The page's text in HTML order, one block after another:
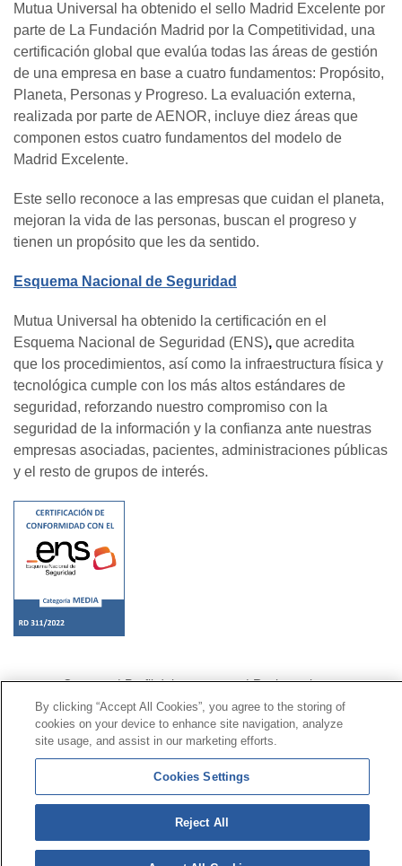
Mutua Universal ha obtenido el sello Madrid Excelente por
parte de La Fundación Madrid por la Competitividad, una
certificación global que evalúa todas las áreas de gestión
de una empresa en base a cuatro fundamentos: Propósito,
Planeta, Personas y Progreso. La evaluación externa,
realizada por parte de AENOR, incluye diez áreas que
componen estos cuatro fundamentos del modelo de
Madrid Excelente.
Este sello reconoce a las empresas que cuidan el planeta,
mejoran la vida de las personas, buscan el progreso y
tienen un propósito que les da sentido.
Esquema Nacional de Seguridad
Mutua Universal ha obtenido la certificación en el
Esquema Nacional de Seguridad (ENS), que acredita
que los procedimientos, así como la infraestructura física y
tecnológica cumple con los más altos estándares de
seguridad, reforzando nuestro compromiso con la
seguridad de la información y la confianza ante nuestras
empresas asociadas, pacientes, administraciones públicas
y el resto de grupos de interés.
Contacto|Perfil del contratante|Reclamaciones
Línea Universal 900 203 203 |Zona Privada Comisión de
Prestaciones Especiales|Zona Privada Proveedor
Sanitario
© Mutua Universal 2026 | Mapa del sitio | Aviso legal
Política de Protección de Datos
cookies
Síguenos en:
By clicking “Accept All Cookies”, you agree to the storing of
cookies on your device to enhance site navigation, analyze
site usage, and assist in our marketing efforts.
Cookies Settings
Reject All